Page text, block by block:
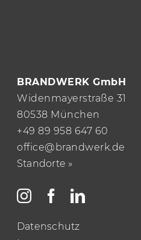
BRANDWERK GmbH
Widenmayerstraße 31
80538 München
+49 89 958 647 60
office@brandwerk.de
Standorte »
Datenschutz